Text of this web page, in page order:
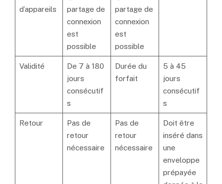
d’appareils
partage de
connexion
est
possible
partage de
connexion
est
possible
Validité
De 7 à 180
jours
consécutif
s
Durée du
forfait
5 à 45
jours
consécutif
s
Retour
Pas de
retour
nécessaire
Pas de
retour
nécessaire
Doit être
inséré dans
une
enveloppe
prépayée